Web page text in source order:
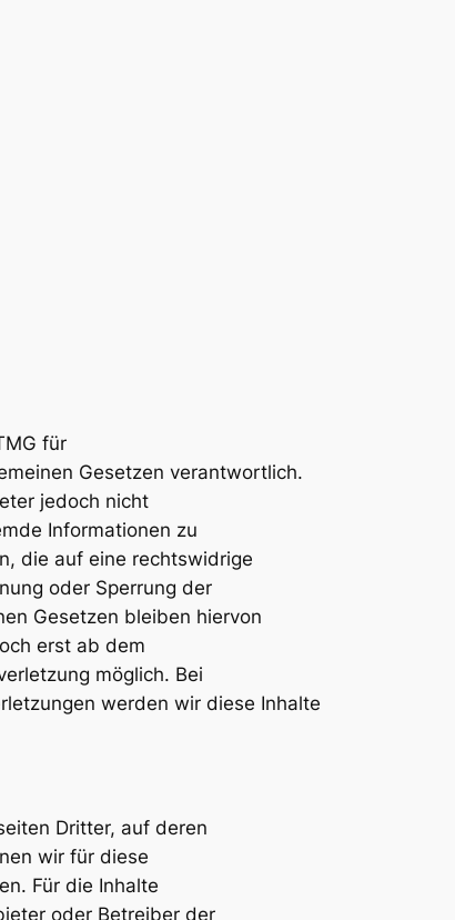
für
Gesetzen verantwortlich.
jedoch nicht
Informationen zu
die auf eine rechtswidrige
oder Sperrung der
Gesetzen bleiben hiervon
erst ab dem
möglich. Bei
werden wir diese Inhalte
Dritter, auf deren
wir für diese
Für die Inhalte
oder Betreiber der